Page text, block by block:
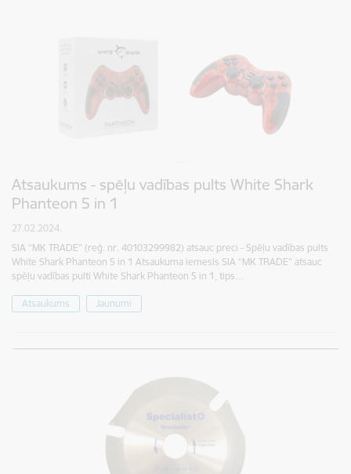
Atsaukums - spēļu vadības pults White Shark
Phanteon 5 in 1
27.02.2024.
SIA “MK TRADE” (reģ. nr. 40103299982) atsauc preci - Spēļu vadības pults
White Shark Phanteon 5 in 1 Atsaukuma iemesls SIA “MK TRADE” atsauc
spēļu vadības pulti White Shark Phanteon 5 in 1, tips…
Atsaukums Jaunumi